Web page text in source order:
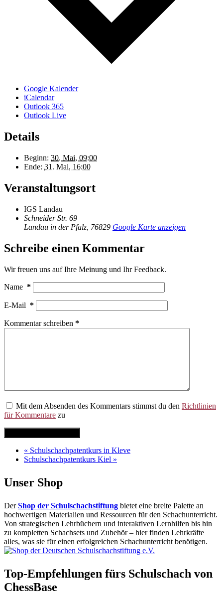
Google Kalender
iCalendar
Outlook 365
Outlook Live
Details
Beginn: 30. Mai, 09:00
Ende: 31. Mai, 16:00
Veranstaltungsort
IGS Landau
Schneider Str. 69
Landau in der Pfalz 76829 Google Karte anzeigen
Schreibe einen Kommentar
Wir freuen uns auf Ihre Meinung und Ihr Feedback.
Name *
E-Mail *
Kommentar schreiben *
Mit dem Absenden des Kommentars stimmst du den Richtlinien
für Kommentare zu
« Schulschachpatentkurs in Kleve
Schulschachpatentkurs Kiel »
Unser Shop
DerShop der Schulschachstiftung bietet eine breite Palette an
hochwertigen Materialien und Ressourcen für den Schachunterricht.
Von strategischen Lehrbüchern und interaktiven Lernhilfen bis hin
zu kompletten Schachsets und Zubehör – hier finden Lehrkräfte
alles, was sie für einen erfolgreichen Schachunterricht benötigen.
Top-Empfehlungen fürs Schulschach von
ChessBase